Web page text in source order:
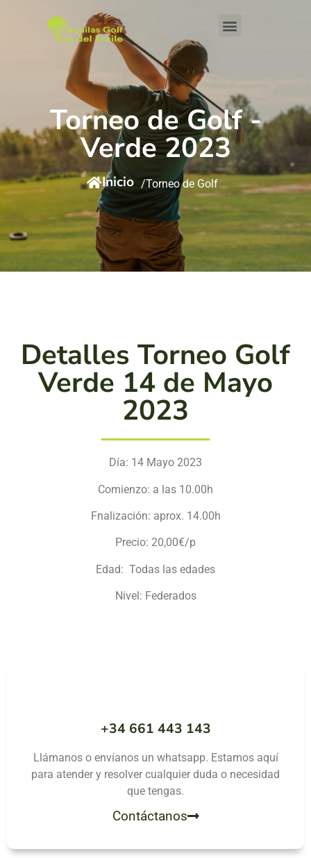
Torneo de Golf -
Verde 2023
Inicio /Torneo de Golf
Detalles Torneo Golf
Verde 14 de Mayo
2023
Día: 14 Mayo 2023
Comienzo: a las 10.00h
Fnalización: aprox. 14.00h
Precio: 20,00€/p
Edad: Todas las edades
Nivel: Federados
+34 661 443 143
Llámanos o envíanos un whatsapp. Estamos aquí
para atender y resolver cualquier duda o necesidad
que tengas.
Contáctanos